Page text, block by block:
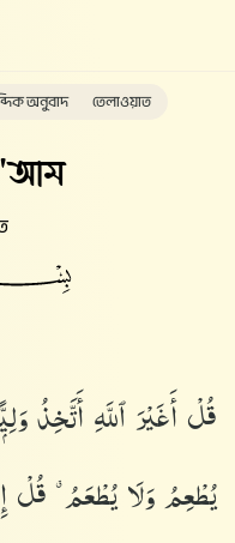
অনুবাদ তেলাওয়াত
قُلْ أَغَيْرَ ٱللَّهِ أَتَّخِذُ
يُطْعِمُ وَلَا يُطْعَمُ ۗ قُلْ